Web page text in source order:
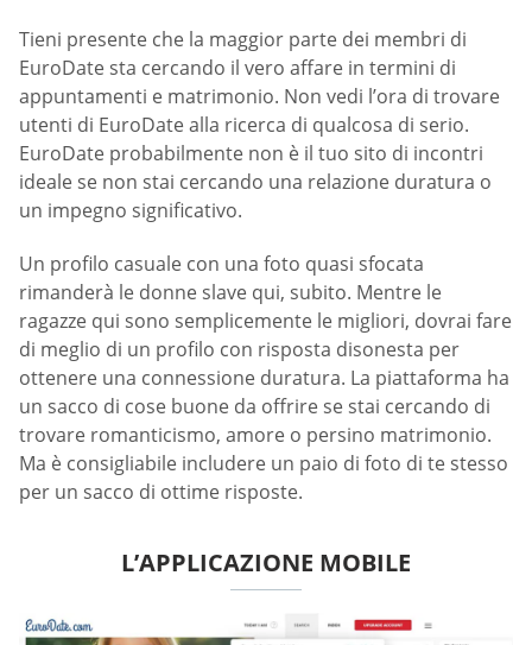
Tieni presente che la maggior parte dei membri di
EuroDate sta cercando il vero affare in termini di
appuntamenti e matrimonio. Non vedi l’ora di trovare
utenti di EuroDate alla ricerca di qualcosa di serio.
EuroDate probabilmente non è il tuo sito di incontri
ideale se non stai cercando una relazione duratura o
un impegno significativo.
Un profilo casuale con una foto quasi sfocata
rimanderà le donne slave qui, subito. Mentre le
ragazze qui sono semplicemente le migliori, dovrai fare
di meglio di un profilo con risposta disonesta per
ottenere una connessione duratura. La piattaforma ha
un sacco di cose buone da offrire se stai cercando di
trovare romanticismo, amore o persino matrimonio.
Ma è consigliabile includere un paio di foto di te stesso
per un sacco di ottime risposte.
L’APPLICAZIONE MOBILE